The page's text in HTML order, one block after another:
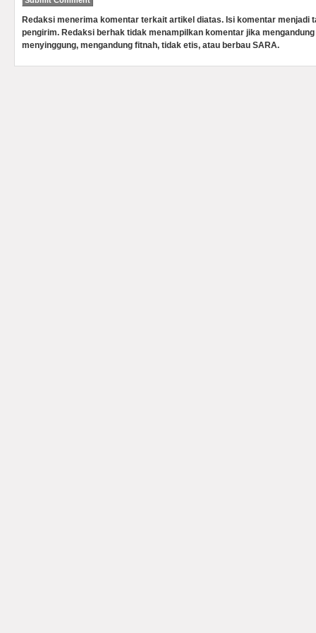
Redaksi menerima komentar terkait artikel diatas. Isi komentar menjadi
pengirim. Redaksi berhak tidak menampilkan komentar jika
menyinggung, mengandung fitnah, tidak etis, atau berbau SARA.